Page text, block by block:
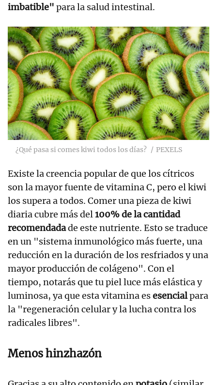
imbatible" para la salud intestinal.
¿Qué pasa si comes kiwi todos los días? PEXELS
Existe la creencia popular de que los cítricos
son la mayor fuente de vitamina C, pero el kiwi
los supera a todos. Comer una pieza de kiwi
diaria cubre más del100% de la cantidad
recomendadade este nutriente. Esto se traduce
en un "sistema inmunológico más fuerte, una
reducción en la duración de los resfriados y una
mayor producción de colágeno". Con el
tiempo, notarás que tu piel luce más elástica y
luminosa, ya que esta vitamina esesencialpara
la "regeneración celular y la lucha contra los
radicales libres".
Menos hinzhazón